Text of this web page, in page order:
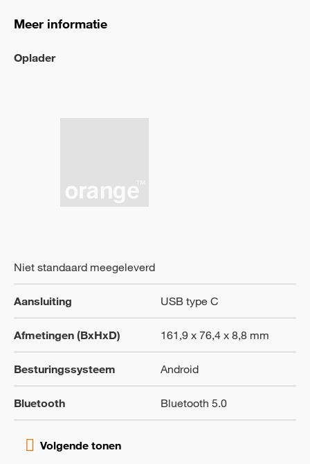
Meer informatie
Oplader
Niet standaard meegeleverd
Aansluiting USB type C
Afmetingen (BxHxD) 161,9 x 76,4 x 8,8 mm
Besturingssysteem Android
Bluetooth Bluetooth 5.0